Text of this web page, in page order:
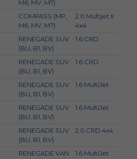
M6, MV, M7)
COMPASS (MP,
M6, MV, M7)
2.0 Multijet II
4x4
RENEGADE SUV
(BU, B1, BV)
1.6 CRD
RENEGADE SUV
(BU, B1, BV)
1.6 CRD
RENEGADE SUV
(BU, B1, BV)
1.6 MultiJet
RENEGADE SUV
(BU, B1, BV)
1.6 MultiJet
RENEGADE SUV
(BU, B1, BV)
2.0 CRD 4x4
RENEGADE VAN
1.6 MultiJet